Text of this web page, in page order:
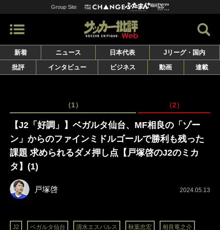
Group Site
新着 ニュース 日本代表
Jリーグ・国内
批評
インタビュー ビジネス 動画 連載
（1） （2）
【J2「好調」】ベガルタ仙台、MF相良の「ゾー
ン」からのファインミドルゴールで勝利も残った
課題 求められるダメ押し点【戸塚啓のJ2のミカ
タ】(1)
戸塚啓 2024.05.13
J2 ベガルタ仙台 清水エスパルス 秋葉忠宏 相良竜之介